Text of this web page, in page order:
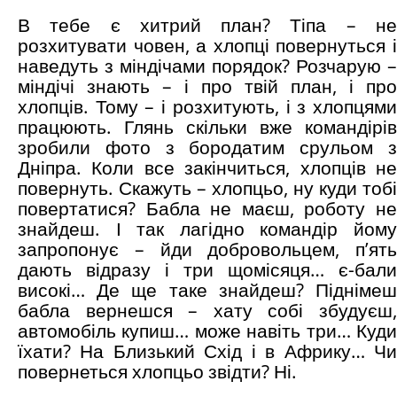
В тебе є хитрий план? Тіпа – не
розхитувати човен, а хлопці повернуться і
наведуть з міндічами порядок? Розчарую –
міндічі знають – і про твій план, і про
хлопців. Тому – і розхитують, і з хлопцями
працюють. Глянь скільки вже командірів
зробили фото з бородатим срульом з
Дніпра. Коли все закінчиться, хлопців не
повернуть. Скажуть – хлопцьо, ну куди тобі
повертатися? Бабла не маєш, роботу не
знайдеш. І так лагідно командір йому
запропонує – йди добровольцем, п’ять
дають відразу і три щомісяця… є-бали
високі… Де ще таке знайдеш? Піднімеш
бабла вернешся – хату собі збудуєш,
автомобіль купиш… може навіть три… Куди
їхати? На Близький Схід і в Африку… Чи
повернеться хлопцьо звідти? Ні.